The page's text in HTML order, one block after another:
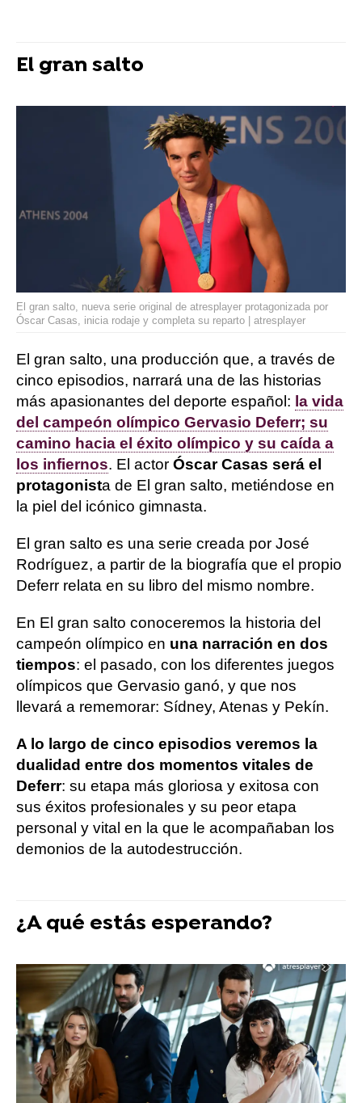
El gran salto
El gran salto, nueva serie original de atresplayer protagonizada por
Óscar Casas, inicia rodaje y completa su reparto | atresplayer
El gran salto, una producción que, a través de
cinco episodios, narrará una de las historias
más apasionantes del deporte español: la vida
del campeón olímpico Gervasio Deferr; su
camino hacia el éxito olímpico y su caída a
los infiernos. El actor Óscar Casas será el
protagonista de El gran salto, metiéndose en
la piel del icónico gimnasta.
El gran salto es una serie creada por José
Rodríguez, a partir de la biografía que el propio
Deferr relata en su libro del mismo nombre.
En El gran salto conoceremos la historia del
campeón olímpico en una narración en dos
tiempos: el pasado, con los diferentes juegos
olímpicos que Gervasio ganó, y que nos
llevará a rememorar: Sídney, Atenas y Pekín.
A lo largo de cinco episodios veremos la
dualidad entre dos momentos vitales de
Deferr: su etapa más gloriosa y exitosa con
sus éxitos profesionales y su peor etapa
personal y vital en la que le acompañaban los
demonios de la autodestrucción.
¿A qué estás esperando?